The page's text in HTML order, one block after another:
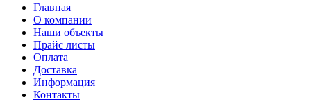
Главная
О компании
Наши объекты
Прайс листы
Оплата
Доставка
Информация
Контакты